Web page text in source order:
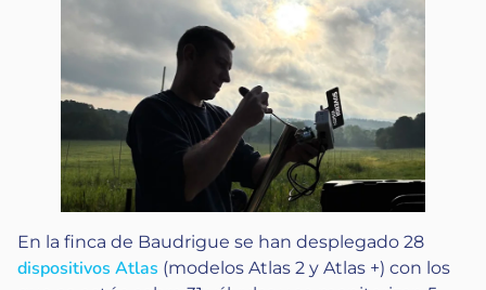
En la finca de Baudrigue se han desplegado 28
dispositivos Atlas (modelos Atlas 2 y Atlas +) con los